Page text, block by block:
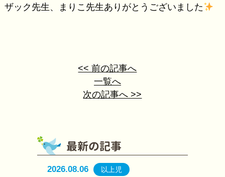
ザック先生、まりこ先生ありがとうございました
<< 前の記事へ
一覧へ
次の記事へ >>
2026.08.06 以上児